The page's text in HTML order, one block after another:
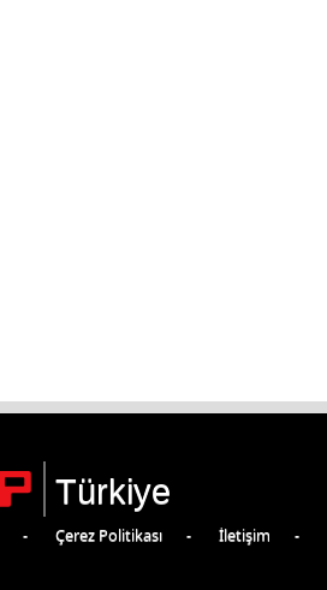
Türkiye
Çerez Politikası İletişim